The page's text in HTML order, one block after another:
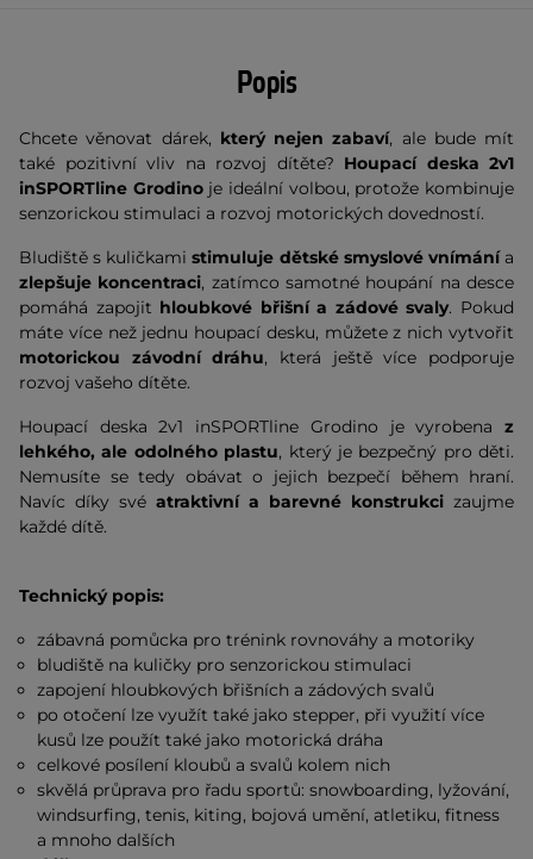
Popis
Chcete věnovat dárek, který nejen zabaví, ale bude mít
také pozitivní vliv na rozvoj dítěte? Houpací deska 2v1
inSPORTline Grodinoje ideální volbou, protože kombinuje
senzorickou stimulaci a rozvoj motorických dovedností.
Bludiště s kuličkamistimuluje dětské smyslové vnímánía
zlepšuje koncentraci, zatímco samotné houpání na desce
pomáhá zapojit hloubkové břišní a zádové svaly. Pokud
máte více než jednu houpací desku, můžete z nich vytvořit
motorickou závodní dráhu, která ještě více podporuje
rozvoj vašeho dítěte.
Houpací deska 2v1 inSPORTline Grodino je vyrobena z
lehkého, ale odolného plastu, který je bezpečný pro děti.
Nemusíte se tedy obávat o jejich bezpečí během hraní.
Navíc díky své atraktivní a barevné konstrukci zaujme
každé dítě.
Technický popis:
zábavná pomůcka pro trénink rovnováhy a motoriky
bludiště na kuličky pro senzorickou stimulaci
zapojení hloubkových břišních a zádových svalů
po otočení lze využít také jako stepper, při využití více
kusů lze použít také jako motorická dráha
celkové posílení kloubů a svalů kolem nich
skvělá průprava pro řadu sportů: snowboarding, lyžování,
windsurfing, tenis, kiting, bojová umění, atletiku, fitness
a mnoho dalších